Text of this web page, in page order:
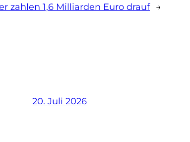
zahlen 1,6 Milliarden Euro drauf →
20. Juli 2026